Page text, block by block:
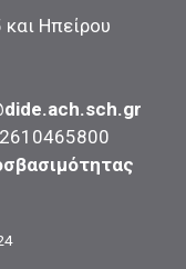
και Ηπείρου